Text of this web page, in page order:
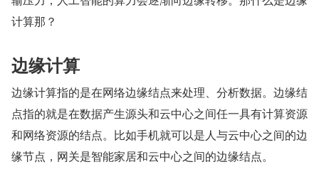
计算那？
边缘计算
边缘计算指的是在网络边缘结点来处理、分析数据。边缘结
点指的就是在数据产生源头和云中心之间任一具有计算资源
和网络资源的结点。比如手机就可以是人与云中心之间的边
缘节点，网关是智能家居和云中心之间的边缘结点。